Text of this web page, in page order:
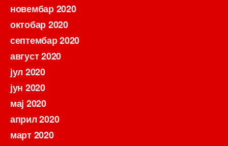
новембар 2020
октобар 2020
септембар 2020
август 2020
јул 2020
јун 2020
мај 2020
април 2020
март 2020